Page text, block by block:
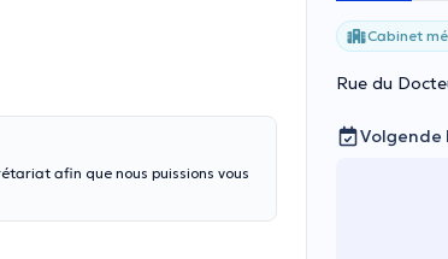
afin que nous puissions vous
Cabinet
Rue du
Volgende